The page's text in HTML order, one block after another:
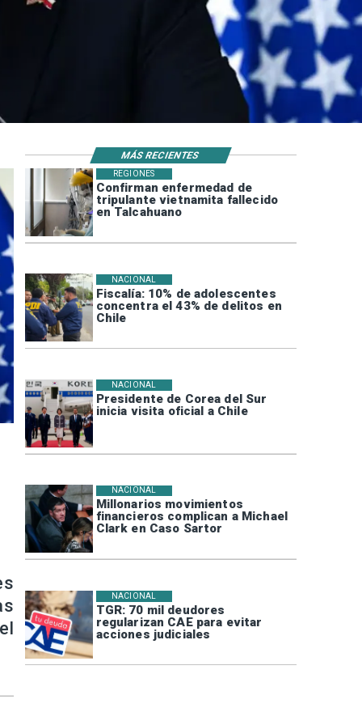
Confirman enfermedad de
tripulante vietnamita fallecido
en Talcahuano
REGIONES
Fiscalía: 10% de adolescentes
concentra el 43% de delitos en
Chile
NACIONAL
Presidente de Corea del Sur
inicia visita oficial a Chile
NACIONAL
Millonarios movimientos
financieros complican a Michael
Clark en Caso Sartor
NACIONAL
TGR: 70 mil deudores
regularizan CAE para evitar
acciones judiciales
NACIONAL
MÁS RECIENTES